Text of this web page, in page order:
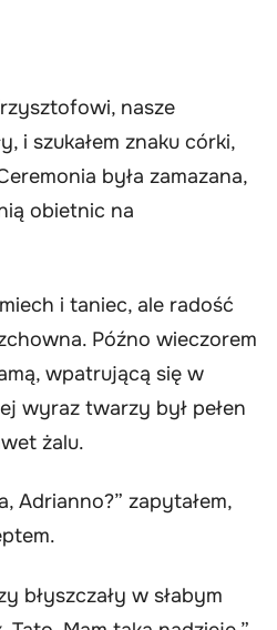
nasze
i szukałem znaku córki,
była zamazana,
obietnic na
i taniec, ale radość
Późno wieczorem
wpatrującą się w
wyraz twarzy był pełen
żalu.
Adrianno?” zapytałem,
błyszczały w słabym